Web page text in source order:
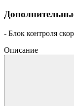
- Блок контроля
Описание